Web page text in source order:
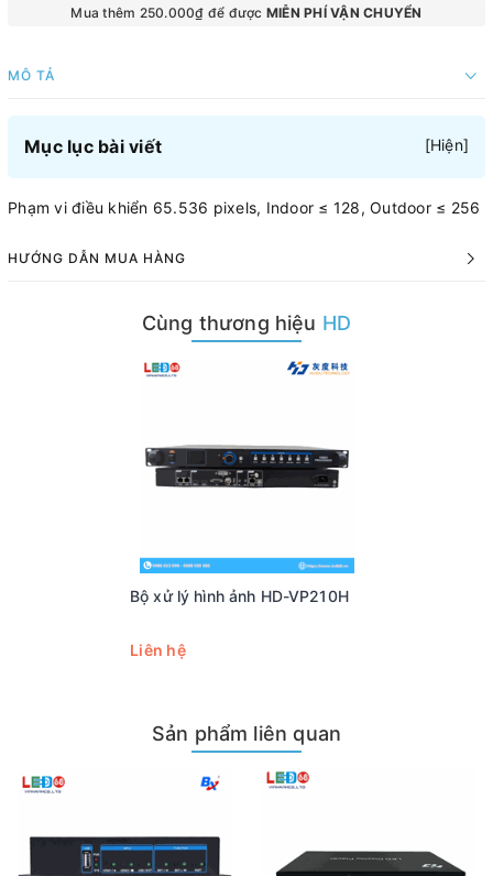
Mua thêm 250.000₫ để được MIỄN PHÍ VẬN CHUYỂN
MÔ TẢ
Mục lục bài viết [Hiện]
Phạm vi điều khiển 65.536 pixels, Indoor ≤ 128, Outdoor ≤ 256
HƯỚNG DẪN MUA HÀNG
Cùng thương hiệu HD
Bộ xử lý hình ảnh HD-VP210H
Liên hệ
Sản phẩm liên quan